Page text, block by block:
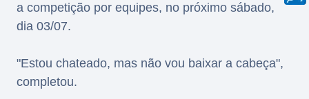
a competição por equipes, no próximo sábado,
dia 03/07.
"Estou chateado, mas não vou baixar a cabeça",
completou.